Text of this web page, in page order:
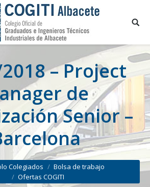
– Project
de
Senior –
Colegiados
Bolsa de trabajo
Ofertas COGITI